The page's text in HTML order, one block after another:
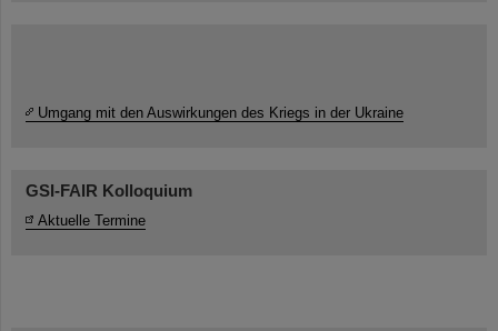
Umgang mit den Auswirkungen des Kriegs in der Ukraine
GSI-FAIR Kolloquium
Aktuelle Termine